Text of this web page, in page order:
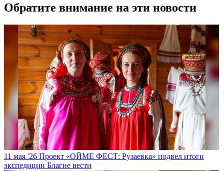
Обратите внимание на эти новости
11 мая '26 Проект «ОЙМЕ ФЕСТ: Рузаевка» подвел итоги
экспедиции Благие вести